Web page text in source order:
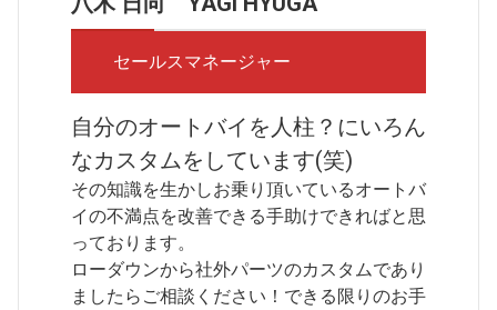
セールスマネージャー
自分のオートバイを人柱？にいろん
なカスタムをしています(笑)
その知識を生かしお乗り頂いているオートバ
イの不満点を改善できる手助けできればと思
っております。
ローダウンから社外パーツのカスタムであり
ましたらご相談ください！できる限りのお手